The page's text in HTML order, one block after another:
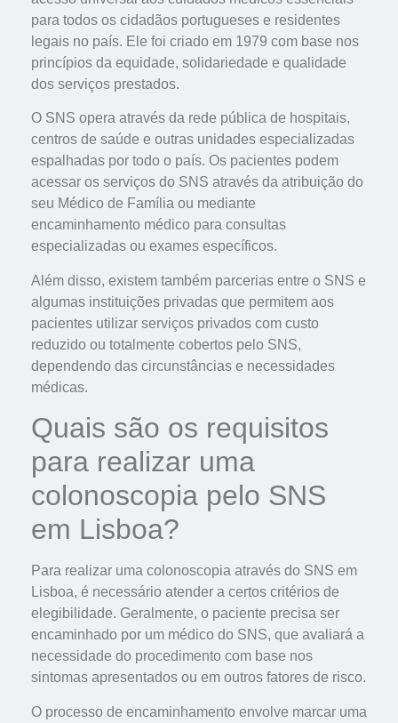
para todos os cidadãos portugueses e residentes
legais no país. Ele foi criado em 1979 com base nos
princípios da equidade, solidariedade e qualidade
dos serviços prestados.
O SNS opera através da rede pública de hospitais,
centros de saúde e outras unidades especializadas
espalhadas por todo o país. Os pacientes podem
acessar os serviços do SNS através da atribuição do
seu Médico de Família ou mediante
encaminhamento médico para consultas
especializadas ou exames específicos.
Além disso, existem também parcerias entre o SNS e
algumas instituições privadas que permitem aos
pacientes utilizar serviços privados com custo
reduzido ou totalmente cobertos pelo SNS,
dependendo das circunstâncias e necessidades
médicas.
Quais são os requisitos
para realizar uma
colonoscopia pelo SNS
em Lisboa?
Para realizar uma colonoscopia através do SNS em
Lisboa, é necessário atender a certos critérios de
elegibilidade. Geralmente, o paciente precisa ser
encaminhado por um médico do SNS, que avaliará a
necessidade do procedimento com base nos
sintomas apresentados ou em outros fatores de risco.
O processo de encaminhamento envolve marcar uma